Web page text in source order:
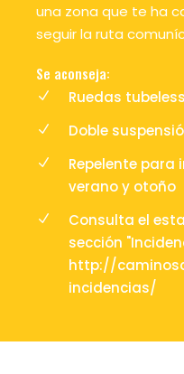
una zona que te ha
seguir la ruta
Se aconseja:
Ruedas
Doble
Repelente para
verano y otoño
Consulta el
sección
http://
incidencias/